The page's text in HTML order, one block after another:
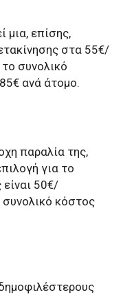
μια, επίσης,
στα 55€/
συνολικό
ανά άτομο.
παραλία της,
για το
είναι 50€/
συνολικό κόστος